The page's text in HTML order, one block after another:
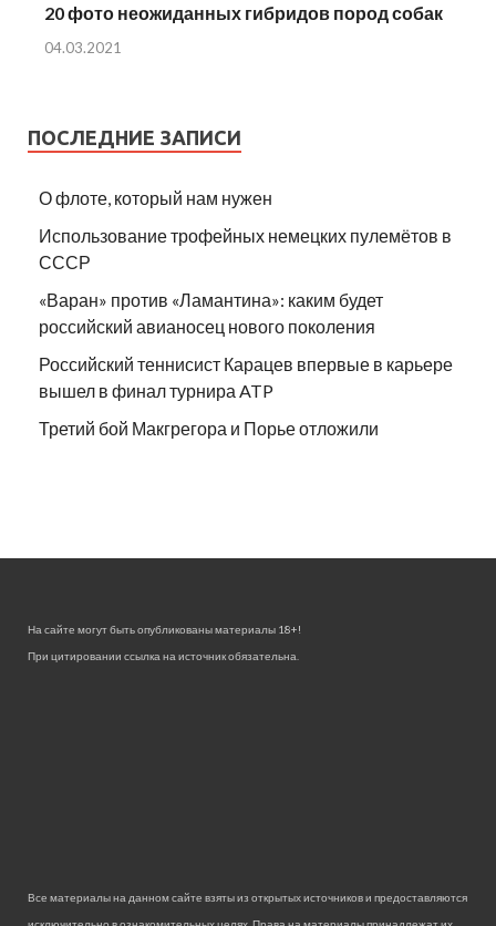
20 фото неожиданных гибридов пород собак
04.03.2021
ПОСЛЕДНИЕ ЗАПИСИ
О флоте, который нам нужен
Использование трофейных немецких пулемётов в
СССР
«Варан» против «Ламантина»: каким будет
российский авианосец нового поколения
Российский теннисист Карацев впервые в карьере
вышел в финал турнира ATP
Третий бой Макгрегора и Порье отложили
На сайте могут быть опубликованы материалы 18+!
При цитировании ссылка на источник обязательна.
Все материалы на данном сайте взяты из открытых источников и предоставляются